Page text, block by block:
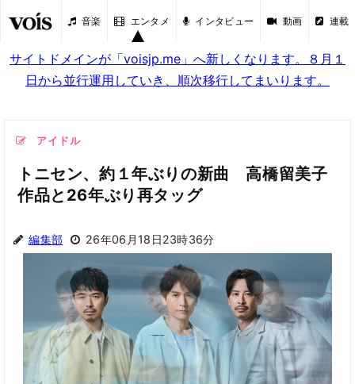
音楽 エンタメ インタビュー 動画 連載
サイトドメインが「voisjp.me」へ新しくなります。８月１
日から並行運用していき、順次移行してまいります。
アイドル
トニセン、約１年ぶりの新曲 高橋留美子
作品と26年ぶり再タッグ
編集部 26年06月18日23時36分